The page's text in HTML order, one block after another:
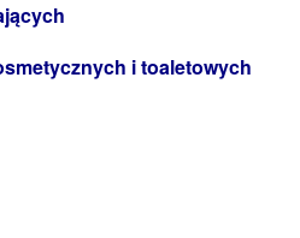
i toaletowych